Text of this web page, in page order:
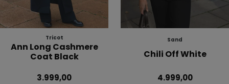
Tricot
Ann Long Cashmere
Coat Black
3.999,00
Sand
Chili Off White
4.999,00